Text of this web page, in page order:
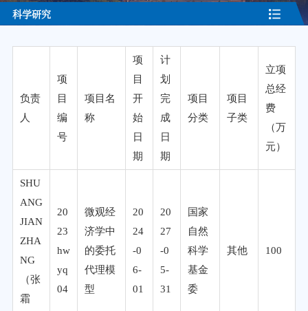
科学研究
负责
人
项
目
编
号
项目名
称
项
目
开
始
日
期
计
划
完
成
日
期
项目
分类
项目
子类
立项
总经
费
（万
元）
SHU
ANG
JIAN
ZHA
NG
（张
霜
20
23
hw
yq
04
微观经
济学中
的委托
代理模
型
20
24
-0
6-
01
20
27
-0
5-
31
国家
自然
科学
基金
委
其他 100